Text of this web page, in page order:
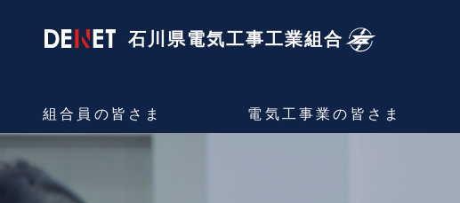
石川県電気工事工業組合
組合員の 皆さま 電気工事業の 皆さま